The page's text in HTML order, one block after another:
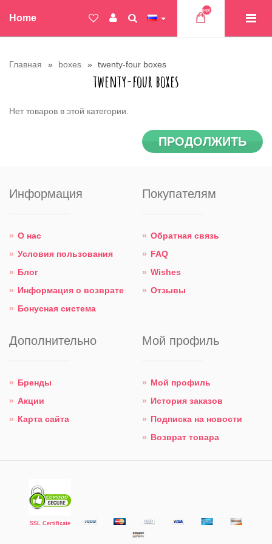
Home
Товар(ов)
Главная boxes twenty-four boxes
twenty-four boxes
Нет товаров в этой категории.
ПРОДОЛЖИТЬ
Информация
О нас
Условия пользования
Блог
Информация о возврате
Бонусная система
Покупателям
Обратная связь
FAQ
Wishes
Отзывы
Дополнительно
Бренды
Акции
Карта сайта
Мой профиль
Мой профиль
История заказов
Подписка на новости
Возврат товара
SSL Certificate